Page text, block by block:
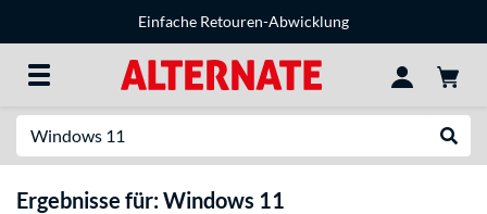
Einfache Retouren-Abwicklung
Ergebnisse für: Windows 11